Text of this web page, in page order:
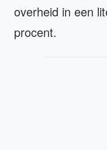
overheid in een
procent.